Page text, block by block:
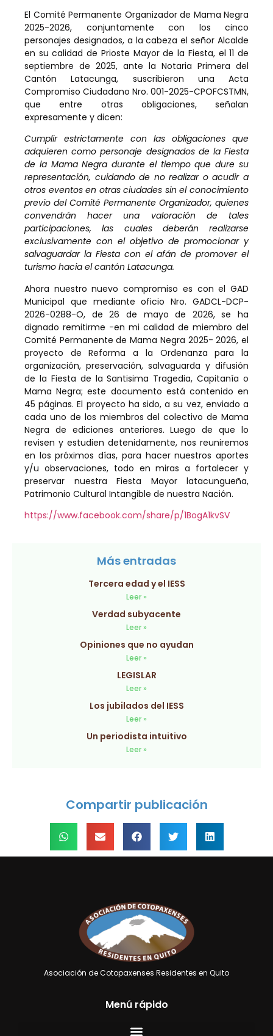
El Comité Permanente Organizador de Mama Negra
2025-2026, conjuntamente con los cinco
personajes designados, a la cabeza el señor Alcalde
en su calidad de Prioste Mayor de la Fiesta, el 11 de
septiembre de 2025, ante la Notaria Primera del
Cantón Latacunga, suscribieron una Acta
Compromiso Ciudadano Nro. 001-2025-CPOFCSTMN,
que entre otras obligaciones, señalan
expresamente y dicen:
Cumplir estrictamente con las obligaciones que
adquieren como personaje designados de la Fiesta
de la Mama Negra durante el tiempo que dure su
representación, cuidando de no realizar o acudir a
otros eventos en otras ciudades sin el conocimiento
previo del Comité Permanente Organizador, quienes
convendrán hacer una valoración de tales
participaciones, las cuales deberán realizarse
exclusivamente con el objetivo de promocionar y
salvaguardar la Fiesta con el afán de promover el
turismo hacia el cantón Latacunga.
Ahora nuestro nuevo compromiso es con el GAD
Municipal que mediante oficio Nro. GADCL-DCP-
2026-0288-O, de 26 de mayo de 2026, se ha
dignado remitirme -en mi calidad de miembro del
Comité Permanente de Mama Negra 2025- 2026, el
proyecto de Reforma a la Ordenanza para la
organización, preservación, salvaguarda y difusión
de la Fiesta de la Santisima Tragedia, Capitanía o
Mama Negra; este documento está contenido en
45 páginas. El proyecto ha sido, a su vez, enviado a
cada uno de los miembros del colectivo de Mama
Negra de ediciones anteriores. Luego de que lo
revisen y estudien detenidamente, nos reuniremos
en los próximos días, para hacer nuestros aportes
y/u observaciones, todo en miras a fortalecer y
preservar nuestra Fiesta Mayor latacungueña,
Patrimonio Cultural Intangible de nuestra Nación.
https://www.facebook.com/share/p/1BogA1kvSV
Más entradas
Tercera edad y el IESS
Leer »
Verdad subyacente
Leer »
Opiniones que no ayudan
Leer »
LEGISLAR
Leer »
Los jubilados del IESS
Leer »
Un periodista intuitivo
Leer »
Compartir publicación
Asociación de Cotopaxenses Residentes en Quito
Menú rápido